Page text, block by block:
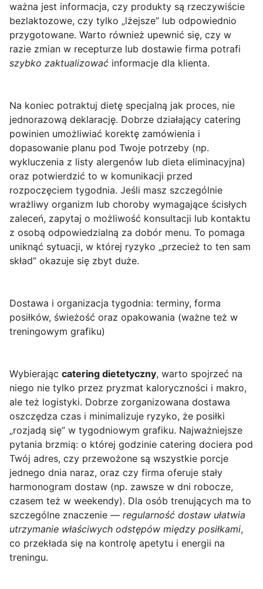
ważna jest informacja, czy produkty są rzeczywiście
bezlaktozowe, czy tylko „lżejsze” lub odpowiednio
przygotowane. Warto również upewnić się, czy w
razie zmian w recepturze lub dostawie firma potrafi
szybko zaktualizować informacje dla klienta.
Na koniec potraktuj dietę specjalną jak proces, nie
jednorazową deklarację. Dobrze działający catering
powinien umożliwiać korektę zamówienia i
dopasowanie planu pod Twoje potrzeby (np.
wykluczenia z listy alergenów lub dieta eliminacyjna)
oraz potwierdzić to w komunikacji przed
rozpoczęciem tygodnia. Jeśli masz szczególnie
wrażliwy organizm lub choroby wymagające ścisłych
zaleceń, zapytaj o możliwość konsultacji lub kontaktu
z osobą odpowiedzialną za dobór menu. To pomaga
uniknąć sytuacji, w której ryzyko „przecież to ten sam
skład” okazuje się zbyt duże.
Dostawa i organizacja tygodnia: terminy, forma
posiłków, świeżość oraz opakowania (ważne też w
treningowym grafiku)
Wybierając catering dietetyczny, warto spojrzeć na
niego nie tylko przez pryzmat kaloryczności i makro,
ale też logistyki. Dobrze zorganizowana dostawa
oszczędza czas i minimalizuje ryzyko, że posiłki
„rozjadą się” w tygodniowym grafiku. Najważniejsze
pytania brzmią: o której godzinie catering dociera pod
Twój adres, czy przewożone są wszystkie porcje
jednego dnia naraz, oraz czy firma oferuje stały
harmonogram dostaw (np. zawsze w dni robocze,
czasem też w weekendy). Dla osób trenujących ma to
szczególne znaczenie — regularność dostaw ułatwia
utrzymanie właściwych odstępów między posiłkami,
co przekłada się na kontrolę apetytu i energii na
treningu.